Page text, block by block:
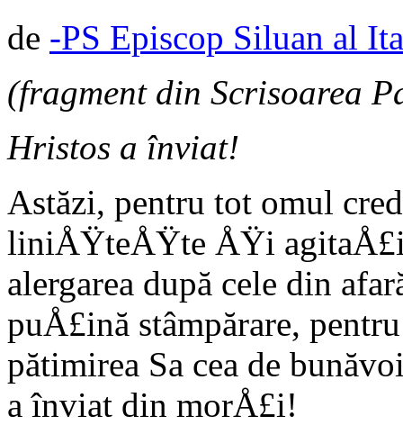
de -PS Episcop Siluan al
(fragment din Scrisoarea
Hristos a înviat!
Astăzi, pentru tot omul
liniÅŸteÅŸte ÅŸi
alergarea după cele din
puÅ£ină stâmpărare,
pătimirea Sa cea de
a înviat din morÅ£i!